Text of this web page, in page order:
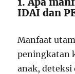
IDAI dan
Manfaat
peningkatan
anak,